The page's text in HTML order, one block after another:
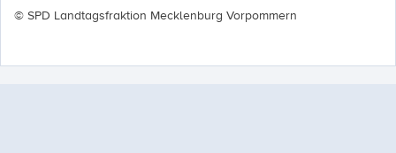
© SPD Landtagsfraktion Mecklenburg Vorpommern